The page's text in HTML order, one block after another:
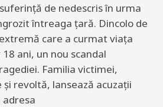
de nedescris în urma
întreaga țară. Dincolo de
care a curmat viața
ani, un nou scandal
Familia victimei,
revoltă, lansează acuzații